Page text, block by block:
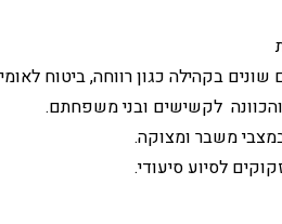
שונים בקהילה כגון רווחה, ביטוח
לקשישים ובני משפחתם.
משבר ומצוקה.
לסיוע סיעודי.